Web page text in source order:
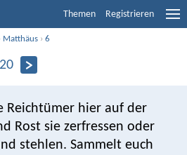
Themen Registrieren
Matthäus ›6
Reichtümer hier auf der
Rost sie zerfressen oder
stehlen. Sammelt euch